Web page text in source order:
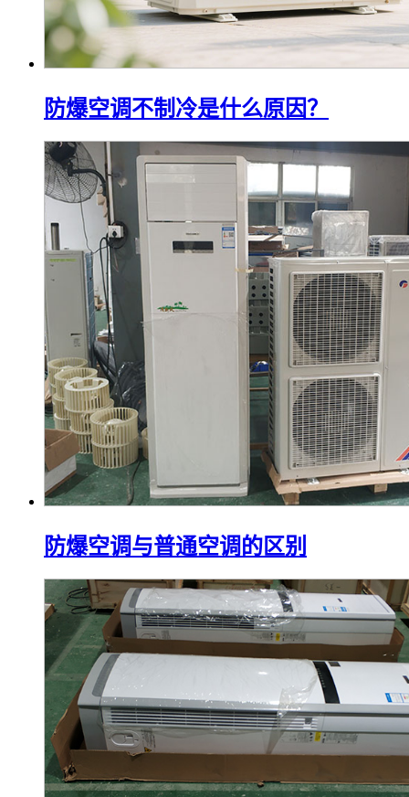
防爆空调不制冷是什么原因？
防爆空调与普通空调的区别